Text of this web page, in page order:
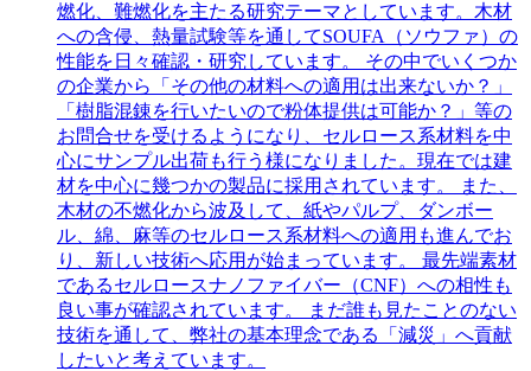
燃化、難燃化を主たる研究テーマとしています。木材
への含侵、熱量試験等を通してSOUFA（ソウファ）の
性能を日々確認・研究しています。 その中でいくつか
の企業から「その他の材料への適用は出来ないか？」
「樹脂混錬を行いたいので粉体提供は可能か？」等の
お問合せを受けるようになり、セルロース系材料を中
心にサンプル出荷も行う様になりました。現在では建
材を中心に幾つかの製品に採用されています。 また、
木材の不燃化から波及して、紙やパルプ、ダンボー
ル、綿、麻等のセルロース系材料への適用も進んでお
り、新しい技術へ応用が始まっています。 最先端素材
であるセルロースナノファイバー（CNF）への相性も
良い事が確認されています。 まだ誰も見たことのない
技術を通して、弊社の基本理念である「減災」へ貢献
したいと考えています。